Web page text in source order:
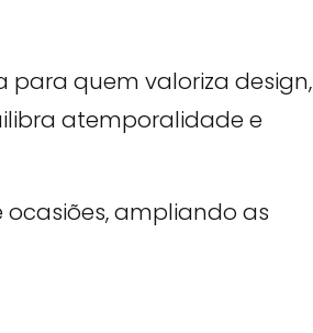
para quem valoriza design,
atemporalidade e
ampliando as